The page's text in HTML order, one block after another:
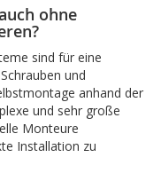
ohne
sind für eine
und
anhand der
und sehr große
Monteure
Installation zu